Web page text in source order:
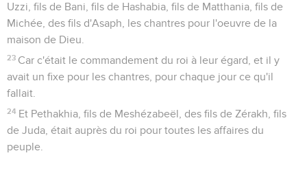
Uzzi, fils de Bani, fils de Hashabia, fils de Matthania, fils de
Michée, des fils d'Asaph, les chantres pour l'oeuvre de la
maison de Dieu.
23 Car c'était le commandement du roi à leur égard, et il y
avait un fixe pour les chantres, pour chaque jour ce qu'il
fallait.
24 Et Pethakhia, fils de Meshézabeël, des fils de Zérakh, fils
de Juda, était auprès du roi pour toutes les affaires du
peuple.